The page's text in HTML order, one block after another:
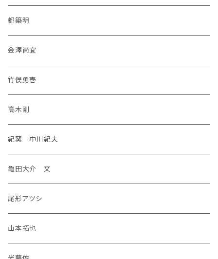
都築明
金澤尚宜
竹俣勇壱
高木剛
紀窯 中川紀夫
亀田大介 文
尾形アツシ
山本拓也